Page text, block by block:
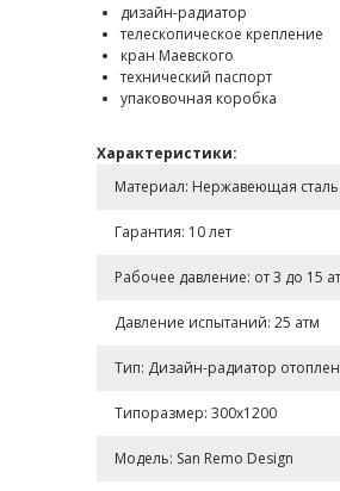
дизайн-радиатор
телескопическое крепление
кран Маевского
технический паспорт
упаковочная коробка
Характеристики:
Материал: Нержавеющая сталь
Гарантия: 10 лет
Рабочее давление: от 3 до 15
Давление испытаний: 25 атм
Тип: Дизайн-радиатор
Типоразмер: 300x1200
Модель: San Remo Design